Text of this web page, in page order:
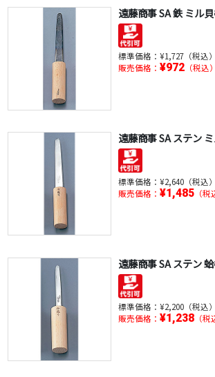
遠藤商事 SA 鉄 ミル
標準価格： ¥1,727（税込）
販売価格： ¥972（税込）
遠藤商事 SA ステン
標準価格： ¥2,640（税込）
販売価格： ¥1,485（税
遠藤商事 SA ステン
標準価格： ¥2,200（税込）
販売価格： ¥1,238（税